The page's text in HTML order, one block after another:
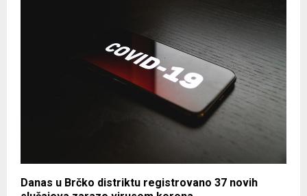
Danas u Brčko distriktu registrovano 37 novih